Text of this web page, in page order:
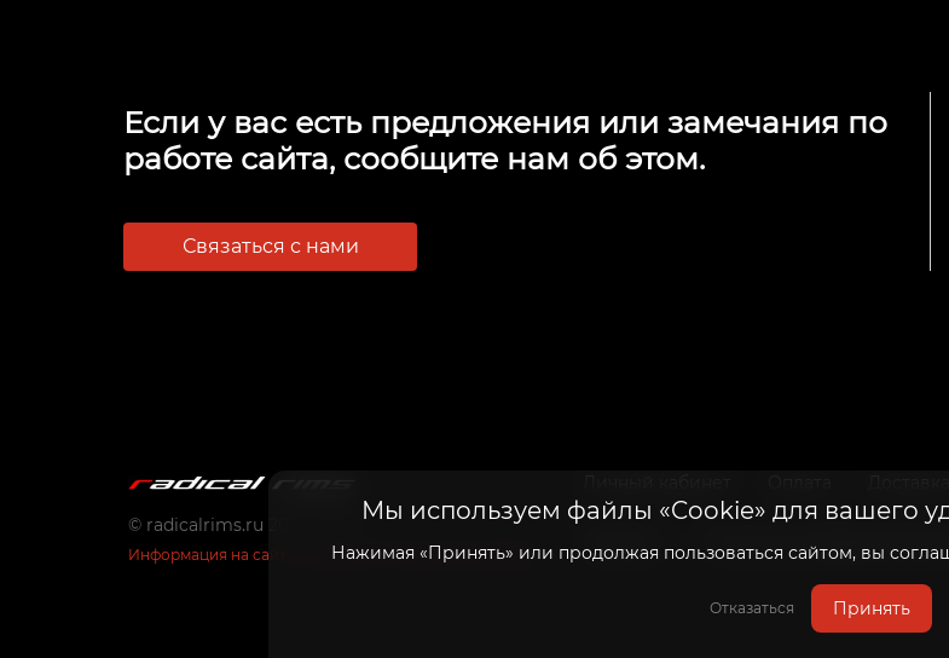
Мы используем файлы «Cookie» для вашего
Нажимая «Принять» или продолжая пользоваться сайтом, вы
Отказаться Принять
Если у вас есть предложения или замечания по
работе сайта, сообщите нам об этом.
Связаться с нами
© radicalrims.ru 2012 - 2026
Информация на сайте не является публичной офертой
Политика